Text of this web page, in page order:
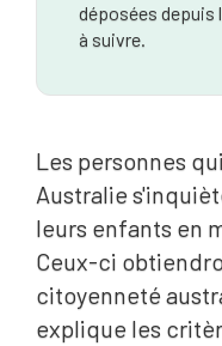
déposées depuis
à suivre.
Les personnes
Australie
leurs enfants en
Ceux-ci
citoyenneté
explique les